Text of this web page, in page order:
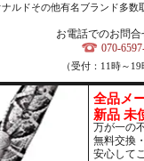
ルドその他有名ブランド多数
お電話でのお問合
070-
（受付：11時～19
全品メ
新品 未
万が一の
無料交換
安心して